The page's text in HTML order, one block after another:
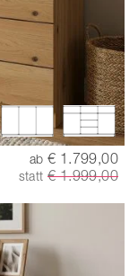
ab € 1.799,00
statt € 1.999,00